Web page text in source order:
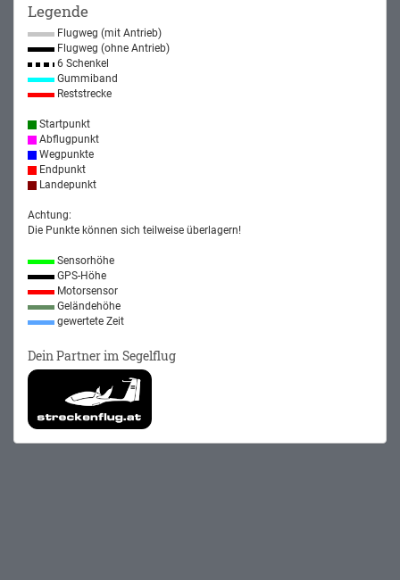
Legende
Flugweg (mit Antrieb)
Flugweg (ohne Antrieb)
6 Schenkel
Gummiband
Reststrecke
Startpunkt
Abflugpunkt
Wegpunkte
Endpunkt
Landepunkt
Achtung:
Die Punkte können sich teilweise überlagern!
Sensorhöhe
GPS-Höhe
Motorsensor
Geländehöhe
gewertete Zeit
Dein Partner im Segelflug